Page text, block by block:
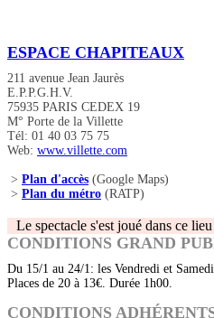
ESPACE CHAPITEAUX
211 avenue Jean Jaurès
E.P.P.G.H.V.
75935 PARIS CEDEX 19
M° Porte de la Villette
Tél: 01 40 03 75 75
Web: www.villette.com
> Plan d'accès (Google Maps)
> Plan du métro (RATP)
Le spectacle s'est joué dans ce
CONDITIONS GRAND
Du 15/1 au 24/1: les Vendredi et
Places de 20 à 13€. Durée 1h00.
CONDITIONS